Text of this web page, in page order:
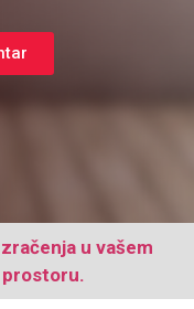
u vašem
prostoru.